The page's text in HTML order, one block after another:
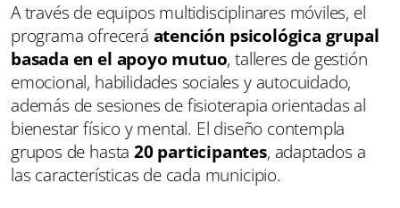
A través de equipos multidisciplinares móviles, el
programa ofrecerá atención psicológica grupal
basada en el apoyo mutuo, talleres de gestión
emocional, habilidades sociales y autocuidado,
además de sesiones de fisioterapia orientadas al
bienestar físico y mental. El diseño contempla
grupos de hasta 20 participantes, adaptados a
las características de cada municipio.